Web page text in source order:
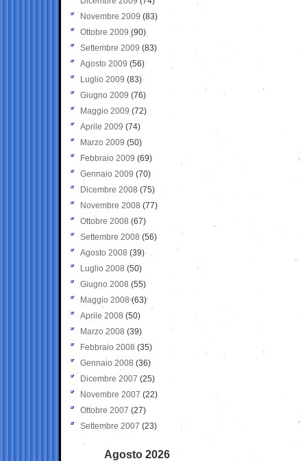
Novembre 2009 (83)
Ottobre 2009 (90)
Settembre 2009 (83)
Agosto 2009 (56)
Luglio 2009 (83)
Giugno 2009 (76)
Maggio 2009 (72)
Aprile 2009 (74)
Marzo 2009 (50)
Febbraio 2009 (69)
Gennaio 2009 (70)
Dicembre 2008 (75)
Novembre 2008 (77)
Ottobre 2008 (67)
Settembre 2008 (56)
Agosto 2008 (39)
Luglio 2008 (50)
Giugno 2008 (55)
Maggio 2008(63)
Aprile 2008 (50)
Marzo 2008 (39)
Febbraio 2008 (35)
Gennaio 2008 (36)
Dicembre 2007 (25)
Novembre 2007 (22)
Ottobre 2007 (27)
Settembre 2007 (23)
Agosto 2026